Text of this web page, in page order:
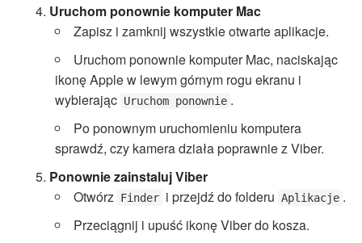
Uruchom ponownie komputer Mac
Zapisz i zamknij wszystkie otwarte aplikacje.
Uruchom ponownie komputer Mac, naciskając
ikonę Apple w lewym górnym rogu ekranu i
wybierając Uruchom ponownie .
Po ponownym uruchomieniu komputera
sprawdź, czy kamera działa poprawnie z Viber.
Ponownie zainstaluj Viber
Otwórz Finder i przejdź do folderu Aplikacje .
Przeciągnij i upuść ikonę Viber do kosza.